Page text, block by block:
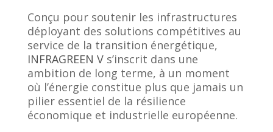
Conçu pour soutenir les infrastructures
déployant des solutions compétitives au
service de la transition énergétique,
INFRAGREEN V s’inscrit dans une
ambition de long terme, à un moment
où l’énergie constitue plus que jamais un
pilier essentiel de la résilience
économique et industrielle européenne.